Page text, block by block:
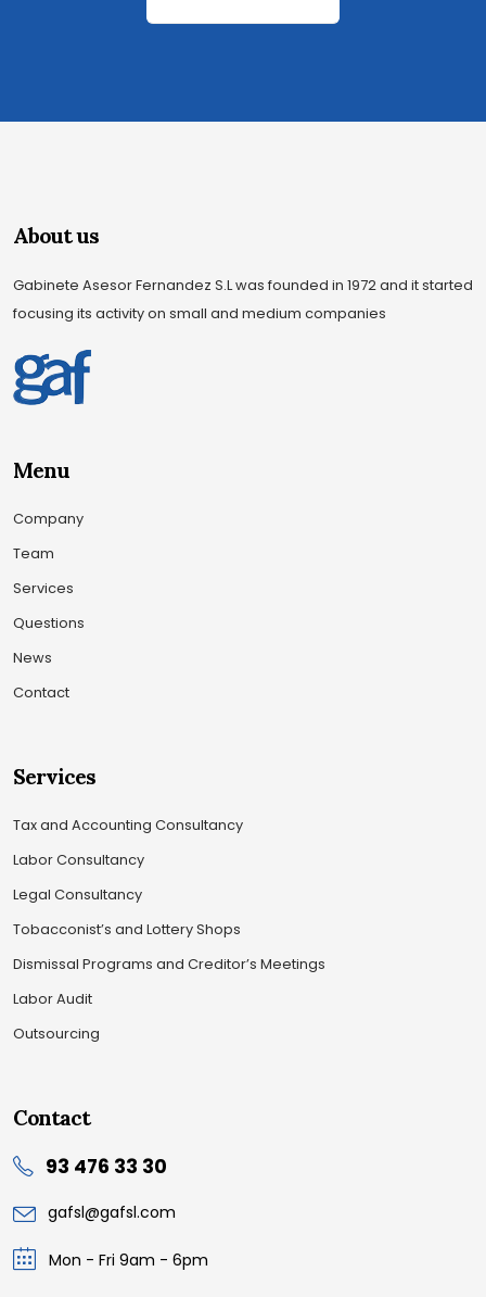
About us
Gabinete Asesor Fernandez S.L was founded in 1972 and it started
focusing its activity on small and medium companies
Menu
Company
Team
Services
Questions
News
Contact
Services
Tax and Accounting Consultancy
Labor Consultancy
Legal Consultancy
Tobacconist’s and Lottery Shops
Dismissal Programs and Creditor’s Meetings
Labor Audit
Outsourcing
Contact
93 476 33 30
gafsl@gafsl.com
Mon - Fri 9am - 6pm